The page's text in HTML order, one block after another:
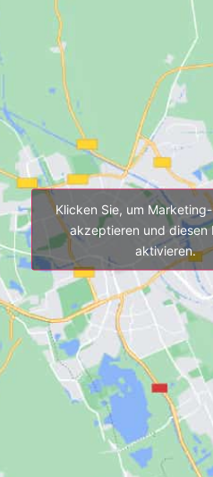
Klicken Sie, um
akzeptieren und diesen
aktivieren.